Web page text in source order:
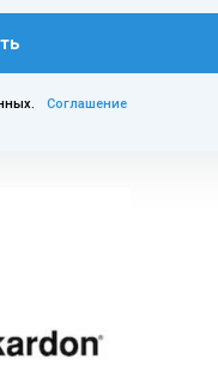
Соглашение